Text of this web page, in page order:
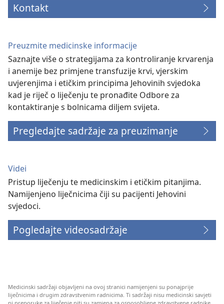
Kontakt
Preuzmite medicinske informacije
Saznajte više o strategijama za kontroliranje krvarenja
i anemije bez primjene transfuzije krvi, vjerskim
uvjerenjima i etičkim principima Jehovinih svjedoka
kad je riječ o liječenju te pronađite Odbore za
kontaktiranje s bolnicama diljem svijeta.
Pregledajte sadržaje za preuzimanje
Videi
Pristup liječenju te medicinskim i etičkim pitanjima.
Namijenjeno liječnicima čiji su pacijenti Jehovini
svjedoci.
Pogledajte videosadržaje
Medicinski sadržaji objavljeni na ovoj stranici namijenjeni su ponajprije
liječnicima i drugim zdravstvenim radnicima. Ti sadržaji nisu medicinski savjeti